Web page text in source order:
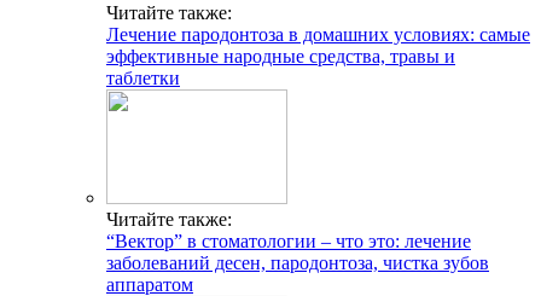
Читайте также:
Лечение пародонтоза в домашних условиях: самые
эффективные народные средства, травы и
таблетки
Читайте также:
“Вектор” в стоматологии – что это: лечение
заболеваний десен, пародонтоза, чистка зубов
аппаратом